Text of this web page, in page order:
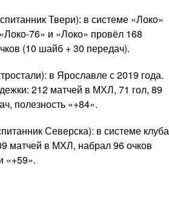
Твери): в системе «Локо»
76» и «Локо» провёл 168
(10 шайб + 30 передач).
в Ярославле с 2019 года.
212 матчей в МХЛ, 71 гол, 89
полезность «+84».
Северска): в системе клуба
матчей в МХЛ, набрал 96 очков
«+59».